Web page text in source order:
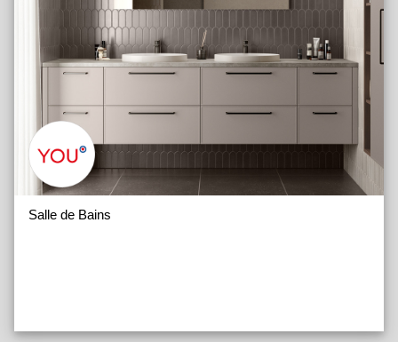
Salle de Bains